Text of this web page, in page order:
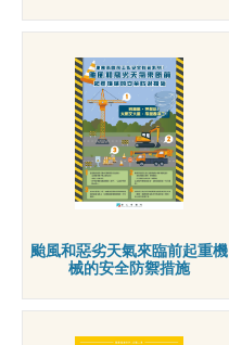
颱風和惡劣天氣來臨前起重機
械的安全防禦措施